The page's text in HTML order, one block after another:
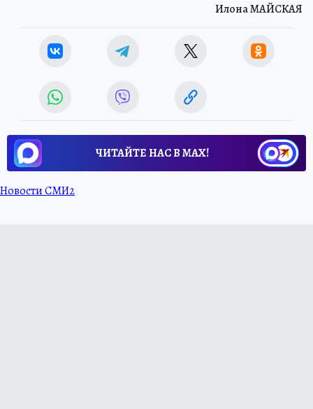
Илона МАЙСКАЯ
ЧИТАЙТЕ НАС В МАХ!
Новости СМИ2